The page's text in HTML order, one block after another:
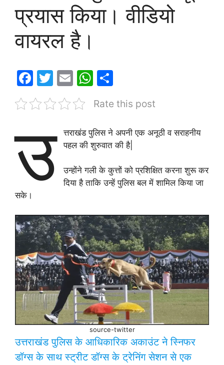
प्रयास किया। वीडियो
वायरल है।
F
a
c
b
o
o
T
w
itt
er
E
m
ai
l
W
at
s
A
p
ar
e
Rate this post
उ
त्तराखंड पुलिस ने अपनी एक अनूठी व सराहनीय
पहल की शुरुवात की है|
उन्होंने गली के कुत्तों को प्रशिक्षित करना शुरू कर
दिया है ताकि उन्हें पुलिस बल में शामिल किया जा
सके।
source-twitter
उत्तराखंड पुलिस के आधिकारिक अकाउंट ने स्निफर
डॉग्स के साथ स्ट्रीट डॉग्स के ट्रेनिंग सेशन से एक